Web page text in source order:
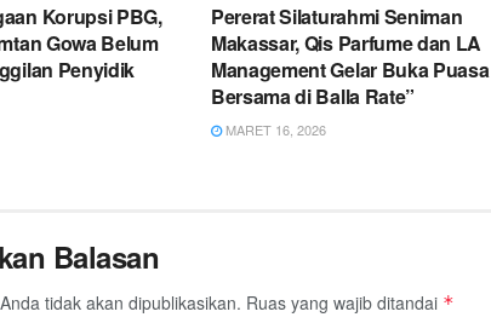
Korupsi PBG,
Gowa Belum
Penyidik
Pererat Silaturahmi Seniman
Makassar, Qis Parfume dan LA
Management Gelar Buka Puasa
Bersama di Balla Rate”
MARET 16, 2026
Balasan
tidak akan dipublikasikan. Ruas yang wajib ditandai *